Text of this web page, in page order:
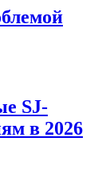
SJ-
в 2026